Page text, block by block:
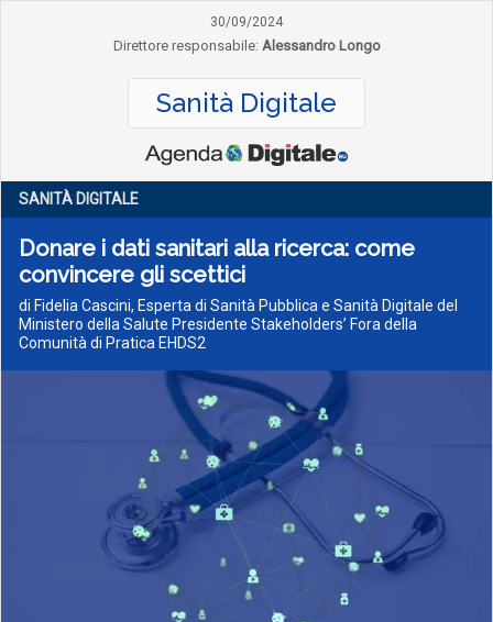
30/09/2024
Direttore responsabile: Alessandro Longo
Sanità Digitale
SANITÀ DIGITALE
Donare i dati sanitari alla ricerca: come
convincere gli scettici
di Fidelia Cascini, Esperta di Sanità Pubblica e Sanità Digitale del
Ministero della Salute Presidente Stakeholders’ Fora della
Comunità di Pratica EHDS2